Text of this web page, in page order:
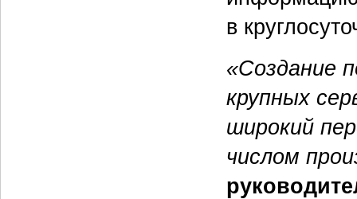
в
«Создание
крупных
широкий
числом